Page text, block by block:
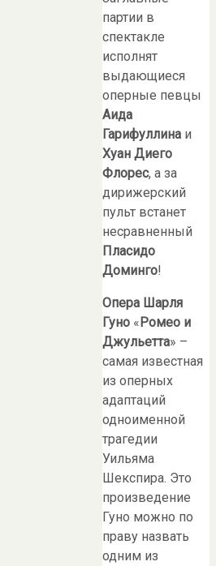
партии в
спектакле
исполнят
выдающиеся
оперные певцы
Аида
Гарифуллина и
Хуан Диего
Флорес, а за
дирижерский
пульт встанет
несравненный
Пласидо
Доминго!
Опера Шарля
Гуно «Ромео и
Джульетта» –
самая известная
из оперных
адаптаций
одноименной
трагедии
Уильяма
Шекспира. Это
произведение
Гуно можно по
праву назвать
одним из